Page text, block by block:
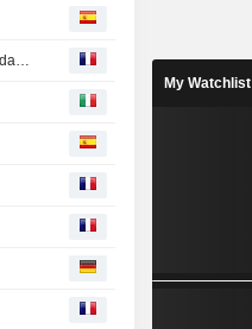
SoftBank: Baisse du revenu au 1er trimestre, plus-value sur la participation dans Intel
My Watchlist